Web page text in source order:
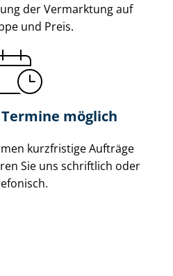
der Vermarktung auf
und Preis.
möglich
kurzfristige Aufträge
Sie uns schriftlich oder